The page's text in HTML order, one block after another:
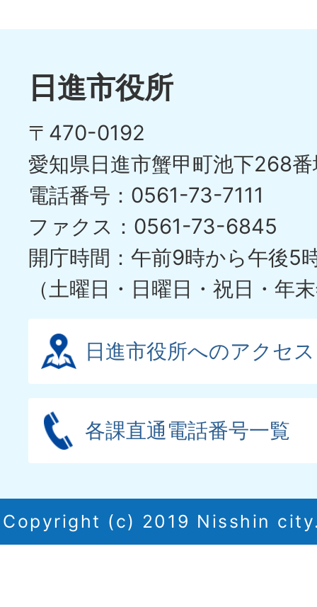
イ
目
の
ス
ラ
イ
ド
日進市役所
〒470-0192
愛知県日進市蟹甲町池下268
電話番号：0561-73-7111
ファクス：0561-73-6845
開庁時間：午前9時から午後5
（土曜日・日曜日・祝日・年
日進市役所へのアクセス
各課直通電話番号一覧
Copyright (c) 2019 Nisshin